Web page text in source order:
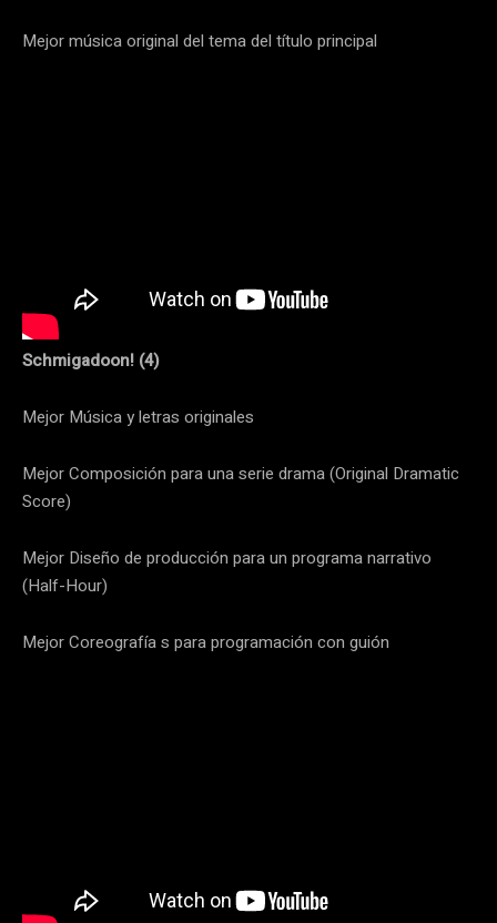
Mejor música original del tema del título principal
Schmigadoon! (4)
Mejor Música y letras originales
Mejor Composición para una serie drama (Original Dramatic
Score)
Mejor Diseño de producción para un programa narrativo
(Half-Hour)
Mejor Coreografía s para programación con guión